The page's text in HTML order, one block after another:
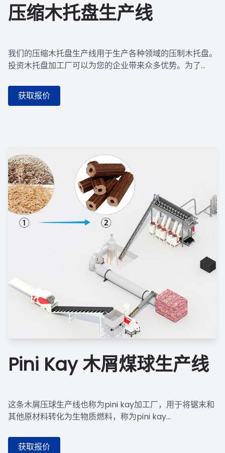
压缩木托盘生产线
我们的压缩木托盘生产线用于生产各种领域的压制木托盘。
投资木托盘加工厂可以为您的企业带来众多优势。为了...
获取报价
Pini Kay 木屑煤球生产线
这条木屑压球生产线也称为pini kay加工厂，用于将锯末和
其他原材料转化为生物质燃料，称为pini kay...
获取报价